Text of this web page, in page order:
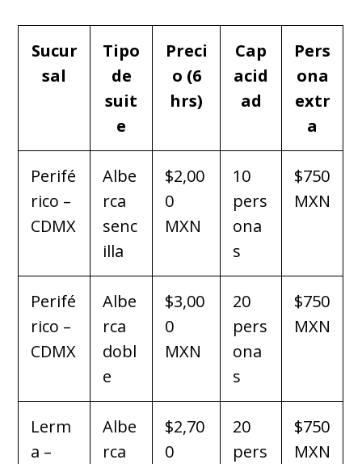
Sucur
sal
Tipo
de
suit
e
Preci
o (6
hrs)
Cap
acid
ad
Pers
ona
extr
a
Perifé
rico –
CDMX
Albe
rca
senc
illa
$2,00
0
MXN
10
pers
ona
s
$750
MXN
Perifé
rico –
CDMX
Albe
rca
dobl
e
$3,00
0
MXN
20
pers
ona
s
$750
MXN
Lerm
a –
Albe
rca
$2,70
0
20
pers
$750
MXN